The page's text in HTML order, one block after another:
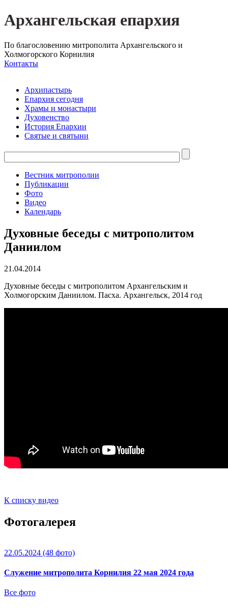
Архангельская епархия
По благословению митрополита Архангельского и
Холмогорского Корнилия
Контакты
Архипастырь
Епархия сегодня
Храмы и монастыри
Духовенство
История Епархии
Святые и святыни
Вестник митрополии
Публикации
Фото
Видео
Календарь
Духовные беседы c митрополитом
Даниилом
21.04.2014
Духовные беседы с митрополитом Архангельским и
Холмогорским Даниилом. Пасха. Архангельск, 2014 год
К списку видео
Фотогалерея
22.05.2024 (48 фото)
Служение митрополита Корнилия 22 мая 2024 года
Все фото